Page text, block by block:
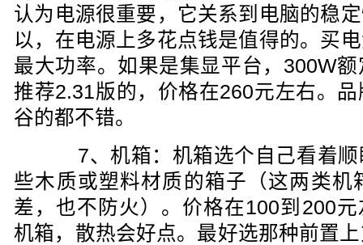
认为电源很重要，它关系到电脑的稳
以，在电源上多花点钱是值得的。买
最大功率。如果是集显平台，300W
推荐2.31版的，价格在260元左右。
谷的都不错。
7、机箱：机箱选个自己看着顺
些木质或塑料材质的箱子（这两类机
差，也不防火）。价格在100到200
机箱，散热会好点。最好选那种前置